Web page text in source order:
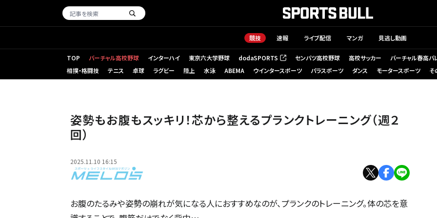
競技 速報 ライブ配信 マンガ 見逃し動画
TOP バーチャル高校野球 インターハイ 東京六大学野球 dodaSPORTS
（新しいタブで開く） センバツ高校野球 高校サッカー
バーチャル春高バ
相撲・格闘技
テニス 卓球 ラグビー 陸上 水泳 ABEMA ウインタースポーツ パラスポーツ ダンス モータースポーツ そ
姿勢もお腹もスッキリ！芯から整えるプランクトレーニング（週２
回）
2025.11.10 16:15
お腹のたるみや姿勢の崩れが気になる人におすすめなのが、プランクのトレーニング。体の芯を意